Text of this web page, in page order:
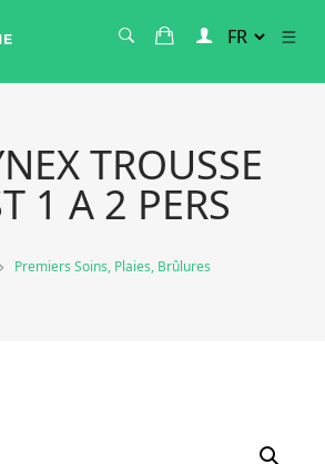
TROUSSE
1 A 2 PERS
Premiers Soins, Plaies, Brûlures